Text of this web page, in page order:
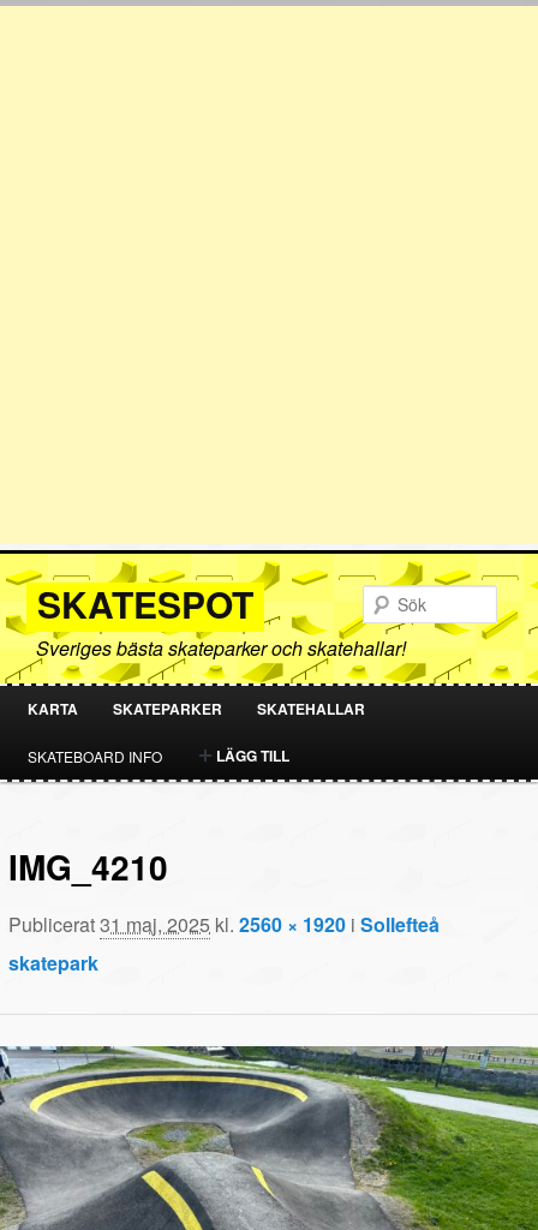
SKATESPOT
Sveriges bästa skateparker och skatehallar!
HOPPA
TILL
HOPPA
TILL
KARTA SKATEPARKER SKATEHALLAR
SKATEBOARD INFO LÄGG TILL
IMG_4210
Publicerat31 maj, 2025 kl.2560 × 1920 iSollefteå
skatepark